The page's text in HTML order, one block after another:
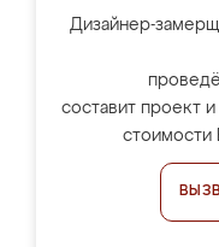
Дизайнер-
составит проект
стоимости